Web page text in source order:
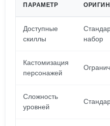
ПАРАМЕТР
Доступные
скиллы
набор
Кастомизация
персонажей
Сложность
уровней